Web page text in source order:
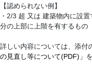
【認められない例】
・2/3 超 又は 建築物内に設
分の上部に上階を有するもの
詳しい内容については、添付
の見直し等について(PDF)」